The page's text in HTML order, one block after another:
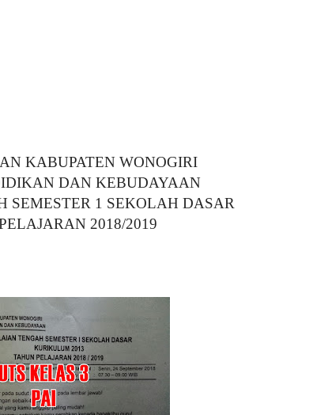
KABUPATEN WONOGIRI
DAN KEBUDAYAAN
SEMESTER 1 SEKOLAH DASAR
2018/2019